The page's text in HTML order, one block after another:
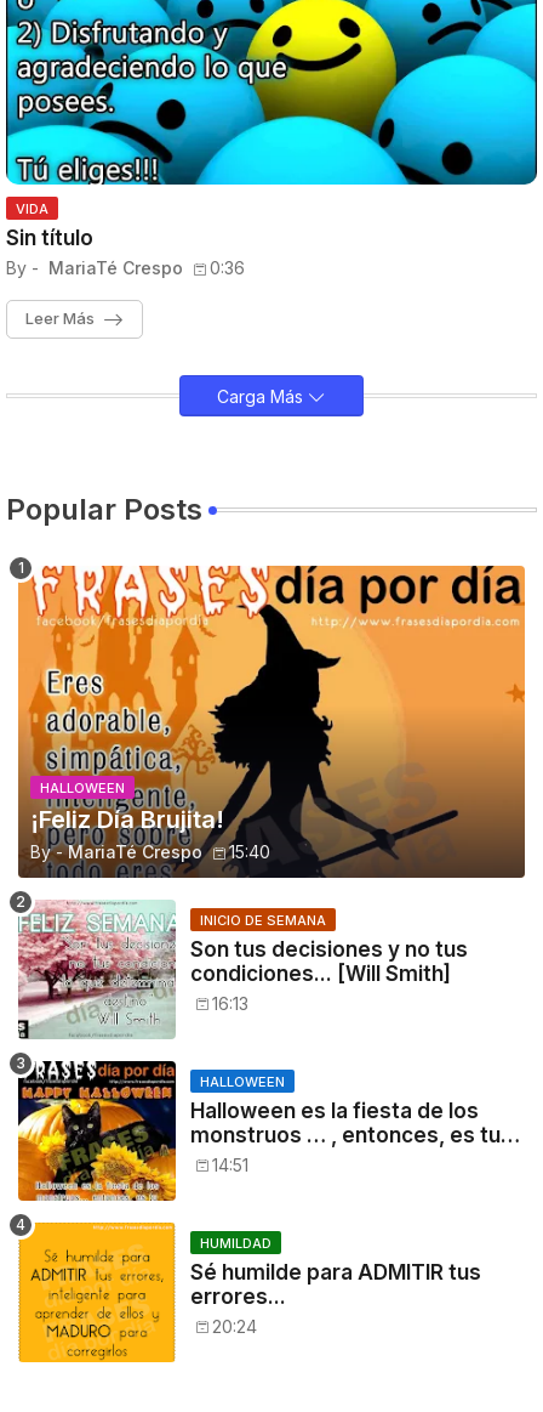
VIDA
Sin título
By - MariaTé Crespo 0:36
Leer Más
Carga Más
Popular Posts
HALLOWEEN
¡Feliz Día Brujita!
By - MariaTé Crespo 15:40
INICIO DE SEMANA
Son tus decisiones y no tus
condiciones... [Will Smith]
16:13
HALLOWEEN
Halloween es la fiesta de los
monstruos … , entonces, es tu
noche: a disfrutar!
14:51
HUMILDAD
Sé humilde para ADMITIR tus
errores...
20:24